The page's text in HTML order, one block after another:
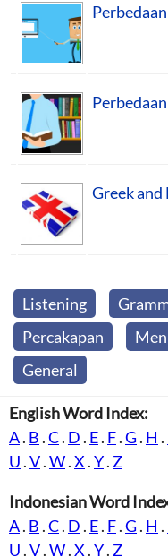
Greek
Listening
Percakapan
General
English Word Index:
A. B .C. D . E. F.G. H .
U .V.W.X .Y. Z
Indonesian Word
A. B .C. D . E. F.G. H .
U .V.W.X .Y. Z